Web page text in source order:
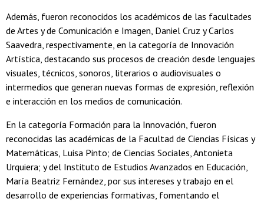
Además, fueron reconocidos los académicos de las facultades
de Artes y de Comunicación e Imagen, Daniel Cruz y Carlos
Saavedra, respectivamente, en la categoría de Innovación
Artística, destacando sus procesos de creación desde lenguajes
visuales, técnicos, sonoros, literarios o audiovisuales o
intermedios que generan nuevas formas de expresión, reflexión
e interacción en los medios de comunicación.
En la categoría Formación para la Innovación, fueron
reconocidas las académicas de la Facultad de Ciencias Físicas y
Matemáticas, Luisa Pinto; de Ciencias Sociales, Antonieta
Urquiera; y del Instituto de Estudios Avanzados en Educación,
María Beatriz Fernández, por sus intereses y trabajo en el
desarrollo de experiencias formativas, fomentando el